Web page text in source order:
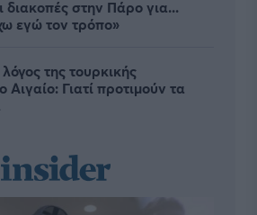
διακοπές στην Πάρο για...
εγώ τον τρόπο»
της τουρκικής
Γιατί προτιμούν τα